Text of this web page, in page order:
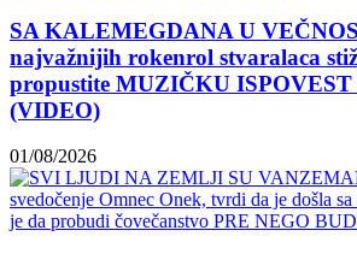
SA KALEMEGDANA U
najvažnijih rokenrol stvaralaca
propustite MUZIČKU
(VIDEO)
01/08/2026